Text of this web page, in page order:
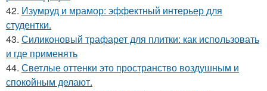
42. Изумруд и мрамор: эффектный интерьер для
студентки.
43. Силиконовый трафарет для плитки: как использовать
и где применять
44. Светлые оттенки это пространство воздушным и
спокойным делают.